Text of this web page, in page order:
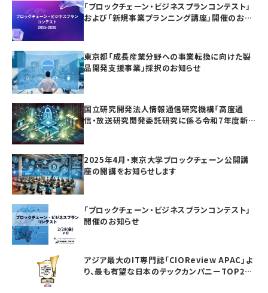
「ブロックチェーン・ビジネスプランコンテスト」
および「新規事業プランニング講座」開催のお知
東京都「成長産業分野への事業転換に向けた製
品開発支援事業」採択のお知らせ
国立研究開発法人情報通信研究機構「高度通
信・放送研究開発委託研究に係る令和7年度新
2025年4月・東京大学ブロックチェーン公開講
座の開講をお知らせします
「ブロックチェーン・ビジネスプランコンテスト」
開催のお知らせ
アジア最大のIT専門誌「CIOReview APAC」よ
り、最も有望な日本のテックカンパニーTOP20